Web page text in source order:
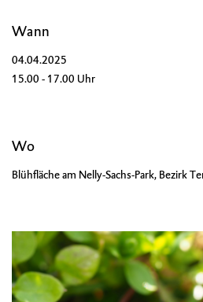
Wann
04.04.2025
15.00 - 17.00 Uhr
Wo
Blühfläche am Nelly-Sachs-Park, Bezirk